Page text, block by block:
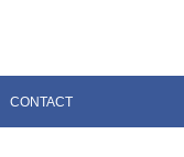
CONTACT